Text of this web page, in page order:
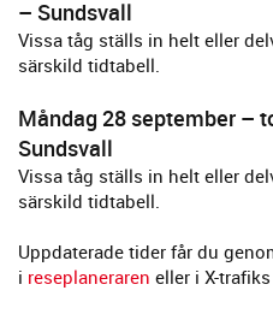
– Sundsvall
Vissa tåg ställs in helt eller
särskild tidtabell.
Måndag 28 september –
Sundsvall
Vissa tåg ställs in helt eller
särskild tidtabell.
Uppdaterade tider får du
i reseplaneraren eller i X-